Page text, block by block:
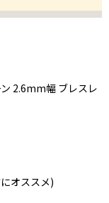
2.6mm幅 ブレスレ
オススメ)